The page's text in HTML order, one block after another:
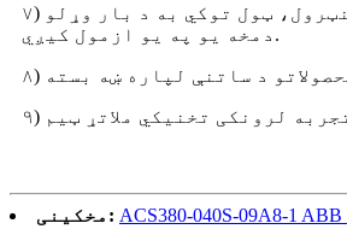
۷) د لوړ کیفیت کنټرول، ټول توکي به د بار وړلو
دمخه یو په یو ازمول کیږي.
مخکینی: ACS380-040S-09A8-1 ABB انورټر VFD